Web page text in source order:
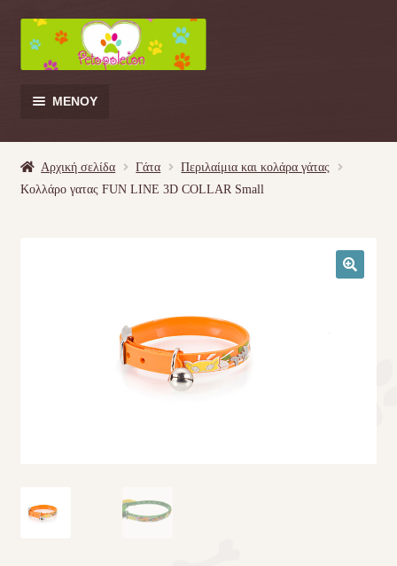
Απευθείας
μετάβαση
στην
πλοήγηση
Μετάβαση
σε
περιεχόμενο
ΜΕΝΟΎ
Αρχική σελίδα Γάτα
Περιλαίμια και κολάρα γάτας
Κολλάρο γατας FUN LINE 3D COLLAR Small